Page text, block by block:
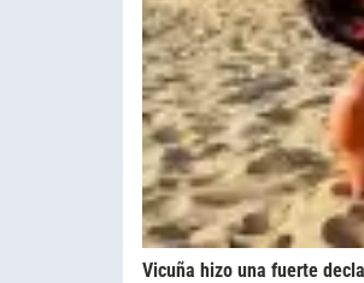
Vicuña hizo una fuerte